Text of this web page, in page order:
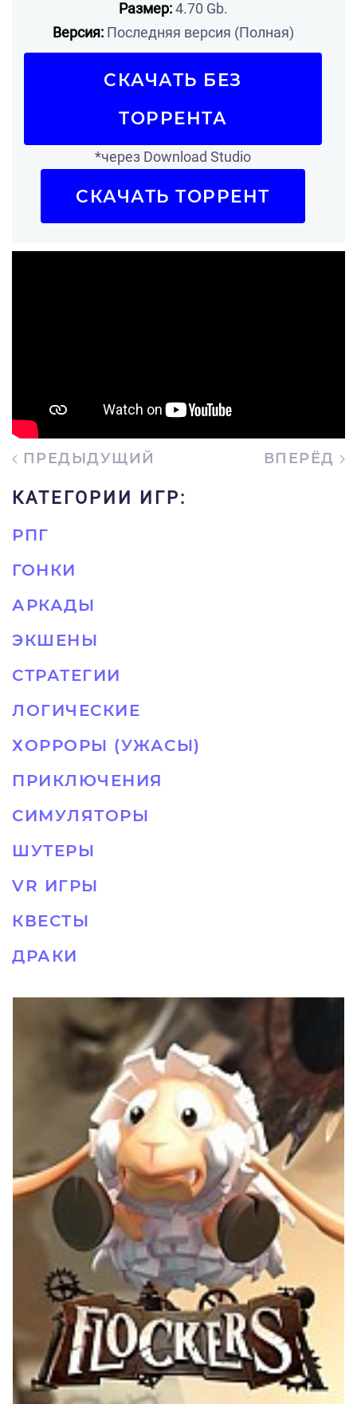
Размер:4.70 Gb.
Версия:Последняя версия (Полная)
СКАЧАТЬ БЕЗ
ТОРРЕНТА
*через Download Studio
СКАЧАТЬ ТОРРЕНТ
ПРЕДЫДУЩИЙ ВПЕРЁД
КАТЕГОРИИ ИГР:
РПГ
ГОНКИ
АРКАДЫ
ЭКШЕНЫ
СТРАТЕГИИ
ЛОГИЧЕСКИЕ
ХОРРОРЫ (УЖАСЫ)
ПРИКЛЮЧЕНИЯ
СИМУЛЯТОРЫ
ШУТЕРЫ
VR ИГРЫ
КВЕСТЫ
ДРАКИ